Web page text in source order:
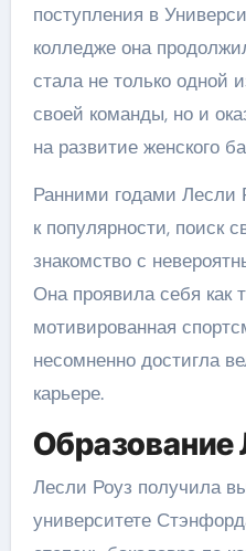
поступления в
колледже она
стала не только одной
своей команды, но и
на развитие женского
Ранними годами Лесли
к популярности, поиск
знакомство с
Она проявила себя как
мотивированная
несомненно достигла
карьере.
Образование
Лесли Роуз получила
университете